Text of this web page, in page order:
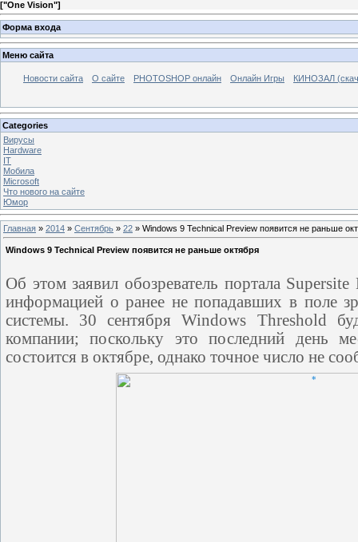
["One Vision"]
Форма входа
Меню сайта
Новости сайта О сайте PHOTOSHOP онлайн Онлайн Игры КИНОЗАЛ
Categories
Вирусы
Hardware
IT
Мобила
Microsoft
Что нового на сайте
Юмор
Главная » 2014 » Сентябрь » 22 » Windows 9 Technical Preview появится не раньше
Windows 9 Technical Preview появится не раньше октября
Об этом заявил обозреватель портала
информацией о ранее не попадавших в поле
системы. 30 сентября Windows Threshold
компании; поскольку это последний день
состоится в октябре, однако точное число не